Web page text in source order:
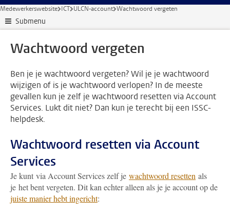
Medewerkerswebsite ICT ULCN-account Wachtwoord vergeten
Submenu
Wachtwoord vergeten
Ben je je wachtwoord vergeten? Wil je je wachtwoord
wijzigen of is je wachtwoord verlopen? In de meeste
gevallen kun je zelf je wachtwoord resetten via Account
Services. Lukt dit niet? Dan kun je terecht bij een ISSC-
helpdesk.
Wachtwoord resetten via Account
Services
Je kunt via Account Services zelf je wachtwoord resetten als
je het bent vergeten. Dit kan echter alleen als je je account op de
juiste manier hebt ingericht: